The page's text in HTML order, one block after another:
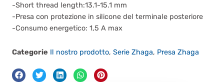
-Short thread length:13.1-15.1 mm
-Presa con protezione in silicone del terminale posteriore
-Consumo energetico: 1,5 A max
Categorie Il nostro prodotto,Serie Zhaga, Presa Zhaga